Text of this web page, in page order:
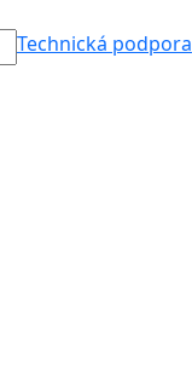
Technická podpora